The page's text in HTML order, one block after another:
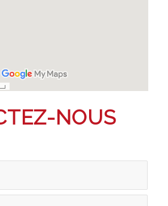
NOUS